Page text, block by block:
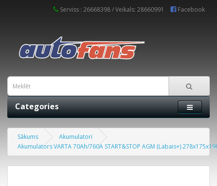
Serviss : 26668398 / Veikals: 28660991 Facebook
Categories
Sākums
Akumulatori
Akumulators VARTA 70Ah/760A START&STOP AGM (Labais+)